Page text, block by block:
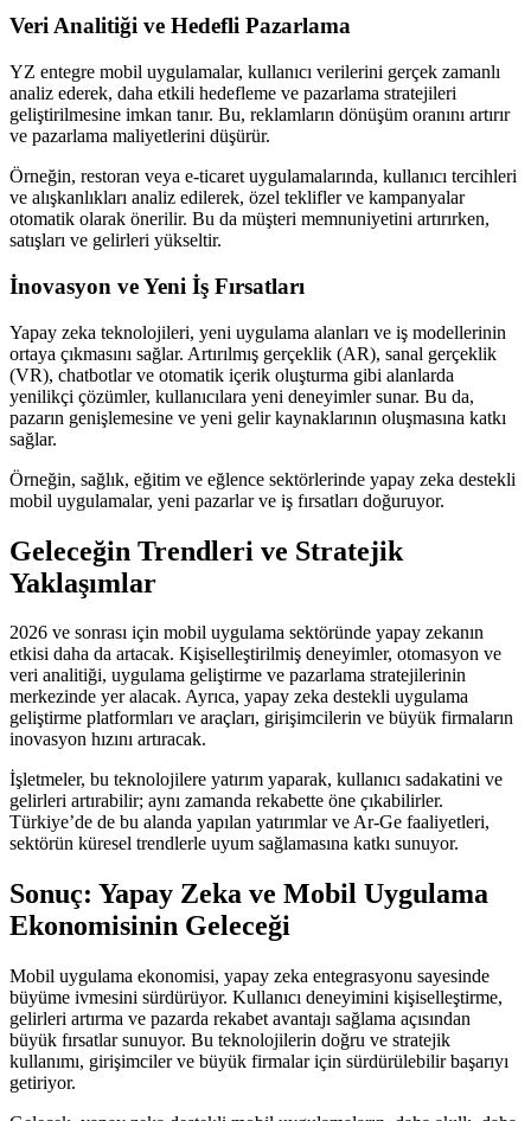
Veri Analitiği ve Hedefli Pazarlama
YZ entegre mobil uygulamalar, kullanıcı verilerini gerçek zamanlı
analiz ederek, daha etkili hedefleme ve pazarlama stratejileri
geliştirilmesine imkan tanır. Bu, reklamların dönüşüm oranını artırır
ve pazarlama maliyetlerini düşürür.
Örneğin, restoran veya e-ticaret uygulamalarında, kullanıcı tercihleri
ve alışkanlıkları analiz edilerek, özel teklifler ve kampanyalar
otomatik olarak önerilir. Bu da müşteri memnuniyetini artırırken,
satışları ve gelirleri yükseltir.
İnovasyon ve Yeni İş Fırsatları
Yapay zeka teknolojileri, yeni uygulama alanları ve iş modellerinin
ortaya çıkmasını sağlar. Artırılmış gerçeklik (AR), sanal gerçeklik
(VR), chatbotlar ve otomatik içerik oluşturma gibi alanlarda
yenilikçi çözümler, kullanıcılara yeni deneyimler sunar. Bu da,
pazarın genişlemesine ve yeni gelir kaynaklarının oluşmasına katkı
sağlar.
Örneğin, sağlık, eğitim ve eğlence sektörlerinde yapay zeka destekli
mobil uygulamalar, yeni pazarlar ve iş fırsatları doğuruyor.
Geleceğin Trendleri ve Stratejik
Yaklaşımlar
2026 ve sonrası için mobil uygulama sektöründe yapay zekanın
etkisi daha da artacak. Kişiselleştirilmiş deneyimler, otomasyon ve
veri analitiği, uygulama geliştirme ve pazarlama stratejilerinin
merkezinde yer alacak. Ayrıca, yapay zeka destekli uygulama
geliştirme platformları ve araçları, girişimcilerin ve büyük firmaların
inovasyon hızını artıracak.
İşletmeler, bu teknolojilere yatırım yaparak, kullanıcı sadakatini ve
gelirleri artırabilir; aynı zamanda rekabette öne çıkabilirler.
Türkiye’de de bu alanda yapılan yatırımlar ve Ar-Ge faaliyetleri,
sektörün küresel trendlerle uyum sağlamasına katkı sunuyor.
Sonuç: Yapay Zeka ve Mobil Uygulama
Ekonomisinin Geleceği
Mobil uygulama ekonomisi, yapay zeka entegrasyonu sayesinde
büyüme ivmesini sürdürüyor. Kullanıcı deneyimini kişiselleştirme,
gelirleri artırma ve pazarda rekabet avantajı sağlama açısından
büyük fırsatlar sunuyor. Bu teknolojilerin doğru ve stratejik
kullanımı, girişimciler ve büyük firmalar için sürdürülebilir başarıyı
getiriyor.